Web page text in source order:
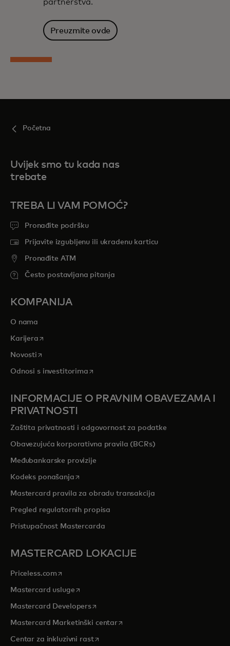
partnerstva.
Preuzmite ovde
Početna
Uvijek smo tu kada nas
trebate
TREBA LI VAM POMOĆ?
Pronađite podršku
Prijavite izgubljenu ili ukradenu karticu
Pronađite ATM
Često postavljana pitanja
KOMPANIJA
O nama
Karijeraopens in a new tab
Novosti opens in a new tab
Odnosi s investitorimaopens in a new tab
INFORMACIJE O PRAVNIM OBAVEZAMA I
PRIVATNOSTI
Zaštita privatnosti i odgovornost za podatke
Obavezujuća korporativna pravila (BCRs)
Međubankarske provizije
Kodeks ponašanjaopens in a new tab
Mastercard pravila za obradu transakcija
Pregled regulatornih propisa
Pristupačnost Mastercarda
MASTERCARD LOKACIJE
Priceless.com opens in a new tab
Mastercard uslugeopens in a new tab
Mastercard Developersopens in a new tab
Mastercard Marketinški centaropens in a new tab
Centar za inkluzivni rastopens in a new tab